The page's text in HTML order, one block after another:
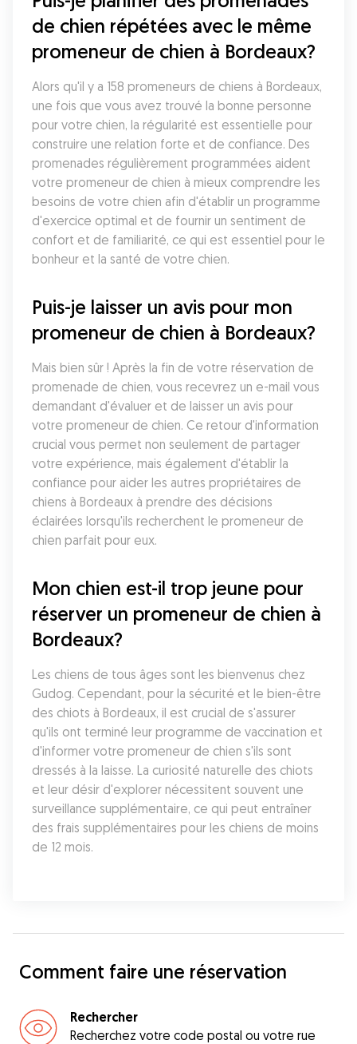
de chien répétées avec le même
promeneur de chien à Bordeaux?
Alors qu'il y a 158 promeneurs de chiens à Bordeaux,
une fois que vous avez trouvé la bonne personne
pour votre chien, la régularité est essentielle pour
construire une relation forte et de confiance. Des
promenades régulièrement programmées aident
votre promeneur de chien à mieux comprendre les
besoins de votre chien afin d'établir un programme
d'exercice optimal et de fournir un sentiment de
confort et de familiarité, ce qui est essentiel pour le
bonheur et la santé de votre chien.
Puis-je laisser un avis pour mon
promeneur de chien à Bordeaux?
Mais bien sûr ! Après la fin de votre réservation de
promenade de chien, vous recevrez un e-mail vous
demandant d'évaluer et de laisser un avis pour
votre promeneur de chien. Ce retour d'information
crucial vous permet non seulement de partager
votre expérience, mais également d'établir la
confiance pour aider les autres propriétaires de
chiens à Bordeaux à prendre des décisions
éclairées lorsqu'ils recherchent le promeneur de
chien parfait pour eux.
Mon chien est-il trop jeune pour
réserver un promeneur de chien à
Bordeaux?
Les chiens de tous âges sont les bienvenus chez
Gudog. Cependant, pour la sécurité et le bien-être
des chiots à Bordeaux, il est crucial de s'assurer
qu'ils ont terminé leur programme de vaccination et
d'informer votre promeneur de chien s'ils sont
dressés à la laisse. La curiosité naturelle des chiots
et leur désir d'explorer nécessitent souvent une
surveillance supplémentaire, ce qui peut entraîner
des frais supplémentaires pour les chiens de moins
de 12 mois.
Comment faire une réservation
Rechercher
Recherchez votre code postal ou votre rue